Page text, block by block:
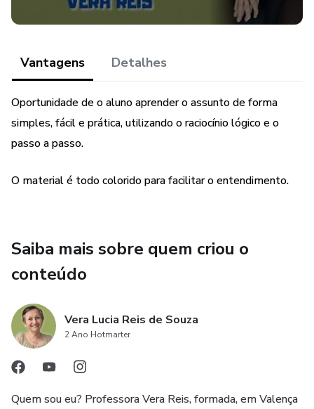
Vantagens Detalhes
Oportunidade de o aluno aprender o assunto de forma
simples, fácil e prática, utilizando o raciocínio lógico e o
passo a passo.
O material é todo colorido para facilitar o entendimento.
Saiba mais sobre quem criou o
conteúdo
Vera Lucia Reis de Souza
2 Ano Hotmarter
Quem sou eu? Professora Vera Reis, formada, em Valença